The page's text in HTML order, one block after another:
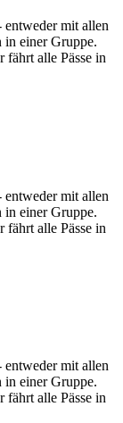
entweder mit allen
in einer Gruppe.
fährt alle Pässe in
entweder mit allen
in einer Gruppe.
fährt alle Pässe in
entweder mit allen
in einer Gruppe.
fährt alle Pässe in